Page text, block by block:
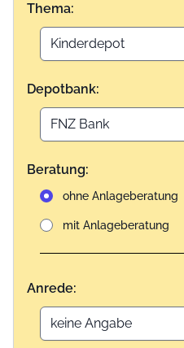
Thema:
Depotbank:
Beratung:
ohne Anlageberatung
mit Anlageberatung
Anrede: